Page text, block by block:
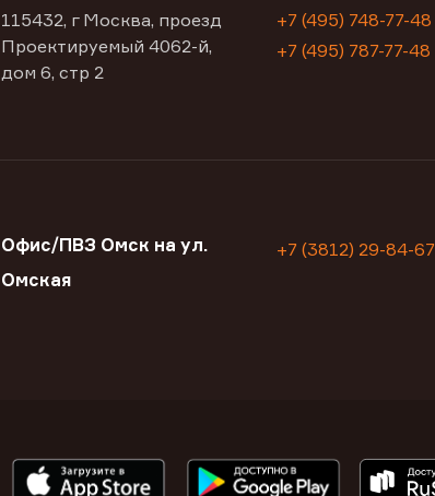
115432, г Москва, проезд
Проектируемый 4062-й,
дом 6, стр 2
+7 (495) 748-77-48
+7 (495) 787-77-48
Офис/ПВЗ Омск на ул.
Омская
+7 (3812) 29-84-67